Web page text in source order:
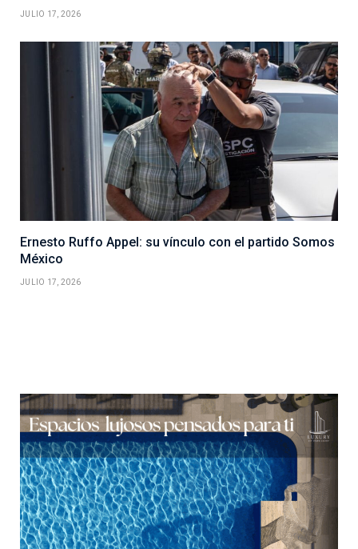
JULIO 17, 2026
Ernesto Ruffo Appel: su vínculo con el partido Somos
México
JULIO 17, 2026